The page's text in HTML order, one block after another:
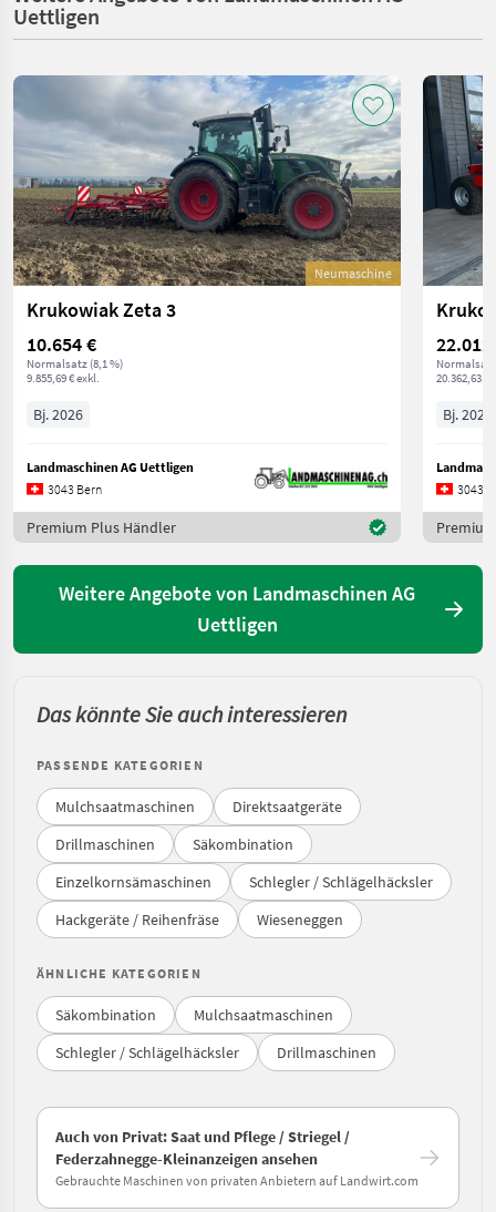
Uettligen
Neumaschine
Krukowiak Zeta 3
10.654 €
Normalsatz (8,1 %)
9.855,69 € exkl.
Bj. 2026
Landmaschinen AG Uettligen
3043 Bern
Premium Plus Händler
22.012
20.362,63 €
Bj. 2025
3043
Weitere Angebote von Landmaschinen AG
Uettligen
Das könnte Sie auch interessieren
PASSENDE KATEGORIEN
Mulchsaatmaschinen
Direktsaatgeräte
Drillmaschinen
Säkombination
Einzelkornsämaschinen
Schlegler / Schlägelhäcksler
Hackgeräte / Reihenfräse
Wieseneggen
ÄHNLICHE KATEGORIEN
Säkombination
Mulchsaatmaschinen
Schlegler / Schlägelhäcksler
Drillmaschinen
Auch von Privat: Saat und Pflege / Striegel /
Federzahnegge-Kleinanzeigen ansehen
Gebrauchte Maschinen von privaten Anbietern auf Landwirt.com